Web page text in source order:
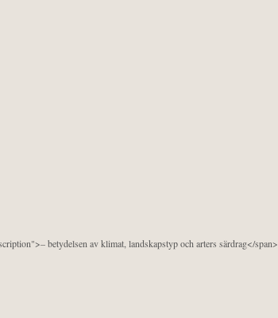
betydelsen av klimat, landskapstyp och arters särdrag</span>